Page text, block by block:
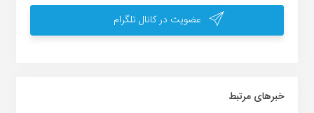
عضویت در کانال تلگرام
خبر‌های مرتبط